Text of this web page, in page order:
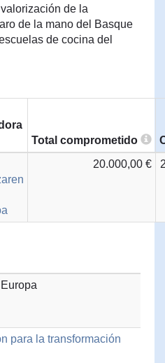
de la
de la mano del Basque
de cocina del
Total comprometido
20.000,00 €
para la transformación